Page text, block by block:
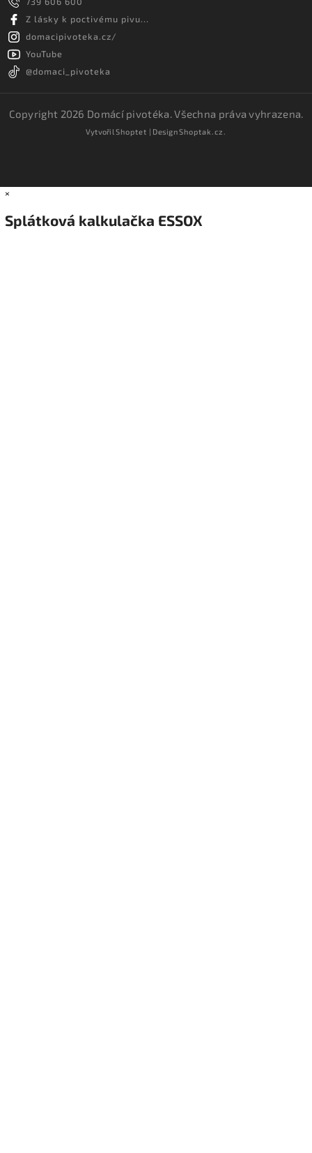
Z lásky k poctivému pivu...
domacipivoteka.cz/
YouTube
@domaci_pivoteka
Copyright 2026 Domácí pivotéka. Všechna práva vyhrazena.
VytvořilShoptet | DesignShoptak.cz.
×
Splátková kalkulačka ESSOX